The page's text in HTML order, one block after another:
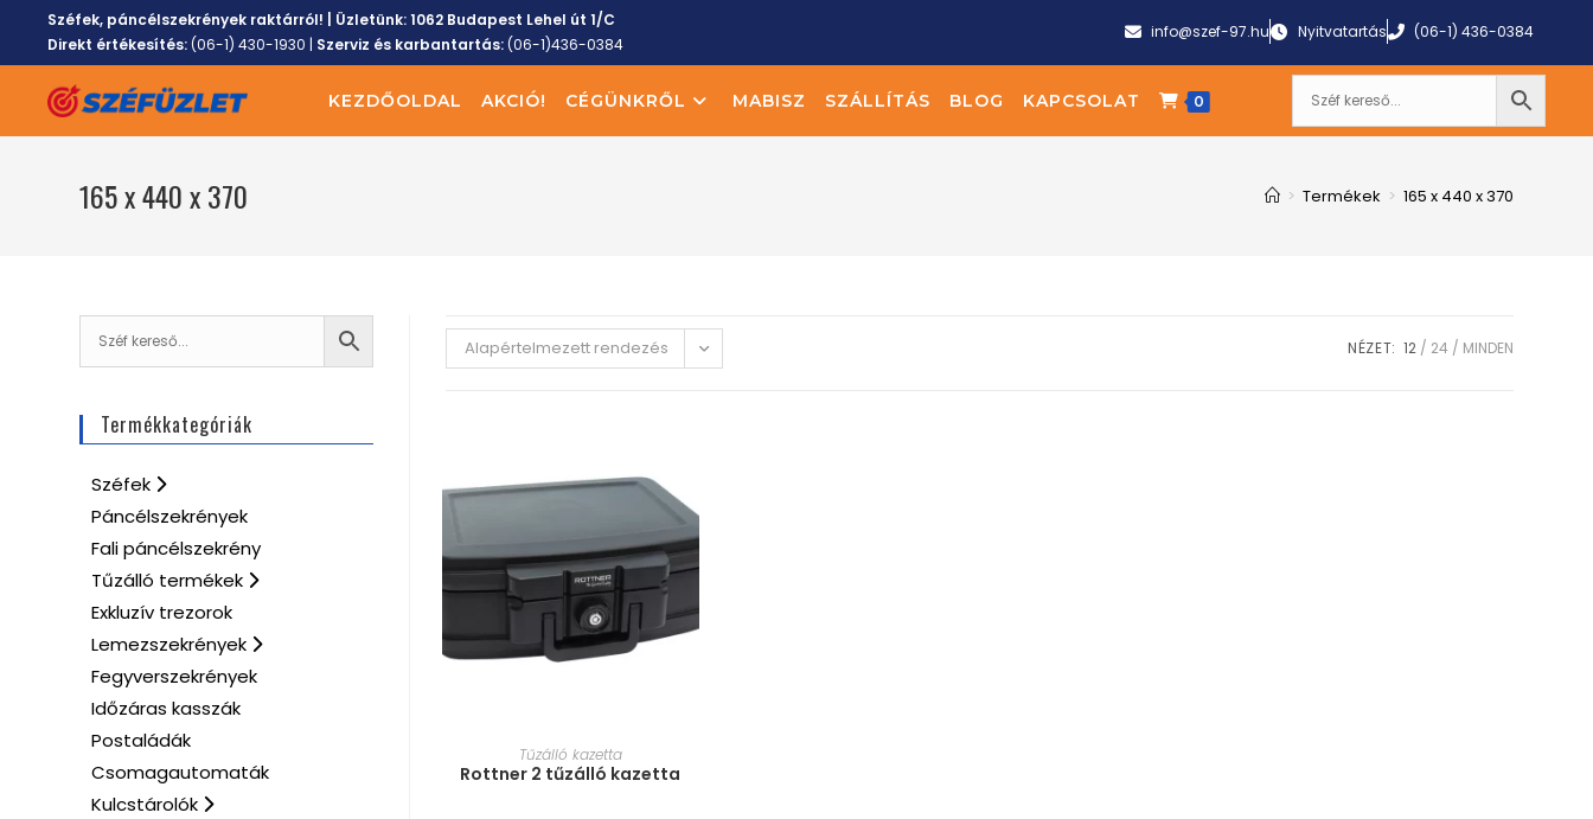
Széfek, páncélszekrények raktárról! | Üzletünk:1062 Budapest Lehel út 1/C
Direkt értékesítés:(06-1) 430-1930 | Szerviz és karbantartás:(06-1)436-0384
info@szef-97.hu Nyitvatartás (06-1) 436-0384
KEZDŐOLDAL AKCIÓ! CÉGÜNKRŐL MABISZ SZÁLLÍTÁS BLOG KAPCSOLAT 0
165 x 440 x 370 > Termékek > 165 x 440 x 370
Alapértelmezett rendezés NÉZET: 12 24 MINDEN
MÉRET VÁLASZTÁSA
Tűzálló kazetta
Rottner 2 tűzálló kazetta
Termékkategóriák
Széfek
Páncélszekrények
Fali páncélszekrény
Tűzálló termékek
Exkluzív trezorok
Lemezszekrények
Fegyverszekrények
Időzáras kasszák
Postaládák
Csomagautomaták
Kulcstárolók